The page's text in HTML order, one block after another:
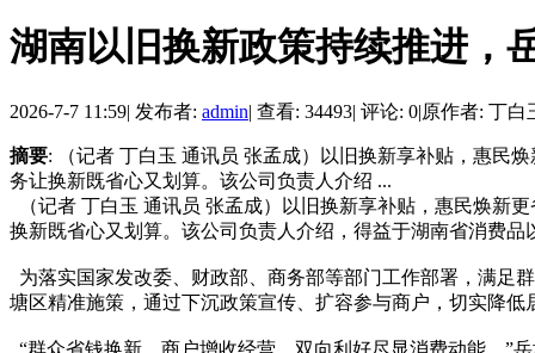
湖南以旧换新政策持续推进，
2026-7-7 11:59| 发布者: admin| 查看: 34493| 评论: 0|原作者: 丁白
摘要: （记者 丁白玉 通讯员 张孟成）以旧换新享补贴，惠民
务让换新既省心又划算。该公司负责人介绍 ...
（记者 丁白玉 通讯员 张孟成）以旧换新享补贴，惠民焕新
换新既省心又划算。该公司负责人介绍，得益于湖南省消费
为落实国家发改委、财政部、商务部等部门工作部署，满足
塘区精准施策，通过下沉政策宣传、扩容参与商户，切实降低
“群众省钱换新、商户增收经营，双向利好尽显消费动能。”